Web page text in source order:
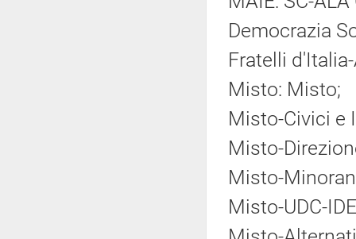
Democrazia
Fratelli
Misto: Misto;
Misto-Civici e
Misto-
Misto-
Misto-UDC-